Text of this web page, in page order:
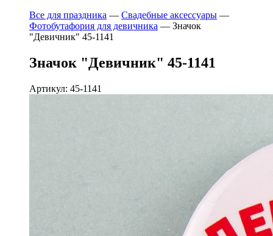
Все для праздника — Свадебные аксессуары —
Фотобутафория для девичника — Значок
"Девичник" 45-1141
Значок "Девичник" 45-1141
Артикул: 45-1141